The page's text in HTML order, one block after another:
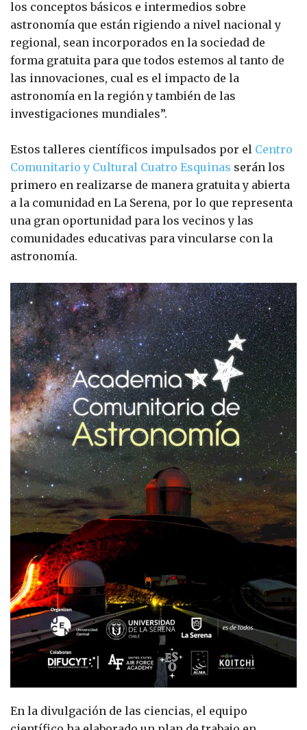
los conceptos básicos e intermedios sobre
astronomía que están rigiendo a nivel nacional y
regional, sean incorporados en la sociedad de
forma gratuita para que todos estemos al tanto de
las innovaciones, cual es el impacto de la
astronomía en la región y también de las
investigaciones mundiales”.
Estos talleres científicos impulsados por el Centro
Comunitario y Cultural Cuatro Esquinas serán los
primero en realizarse de manera gratuita y abierta
a la comunidad en La Serena, por lo que representa
una gran oportunidad para los vecinos y las
comunidades educativas para vincularse con la
astronomía.
En la divulgación de las ciencias, el equipo